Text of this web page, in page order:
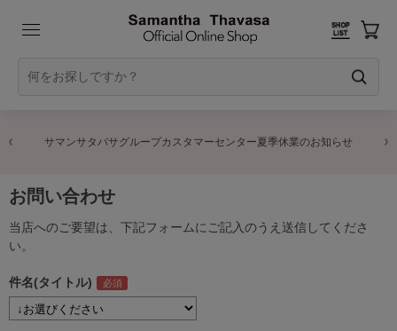
サマンサタバサグループカスタマーセンター夏季休業のお知らせ
お問い合わせ
当店へのご要望は、下記フォームにご記入のうえ送信してくださ
い。
件名(タイトル)